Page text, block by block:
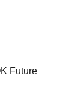
Future